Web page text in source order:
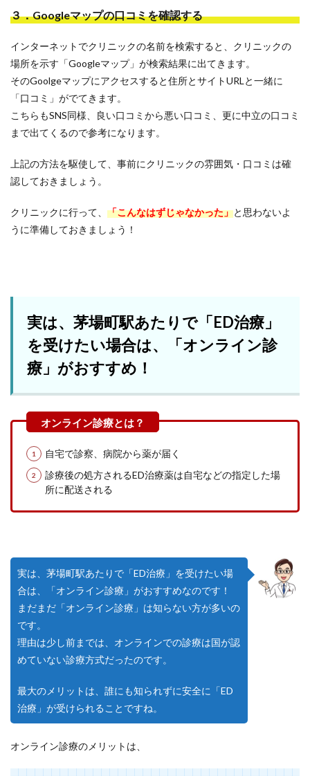
３．Googleマップの口コミを確認する
インターネットでクリニックの名前を検索すると、クリニックの
場所を示す「Googleマップ」が検索結果に出てきます。
そのGoolgeマップにアクセスすると住所とサイトURLと一緒に
「口コミ」がでてきます。
こちらもSNS同様、良い口コミから悪い口コミ、更に中立の口コミ
まで出てくるので参考になります。
上記の方法を駆使して、事前にクリニックの雰囲気・口コミは確
認しておきましょう。
クリニックに行って、 「こんなはずじゃなかった」と思わないよ
うに準備しておきましょう！
実は、茅場町駅あたりで「ED治療」
を受けたい場合は、「オンライン診
療」がおすすめ！
自宅で診察、病院から薬が届く
診療後の処方されるED治療薬は自宅などの指定した場
所に配送される
実は、茅場町駅あたりで「ED治療」を受けたい場
合は、「オンライン診療」がおすすめなのです！
まだまだ「オンライン診療」は知らない方が多いの
です。
理由は少し前までは、オンラインでの診療は国が認
めていない診療方式だったのです。
最大のメリットは、誰にも知られずに安全に「ED
治療」が受けられることですね。
オンライン診療のメリットは、